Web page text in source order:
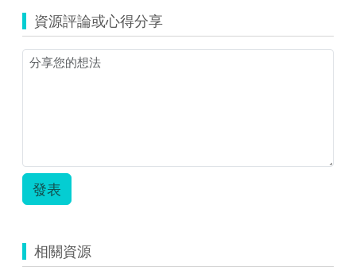
資源評論或心得分享
發表
相關資源